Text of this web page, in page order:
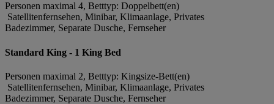
Personen maximal 4, Betttyp: Doppelbett(en)
Satellitenfernsehen, Minibar, Klimaanlage, Privates
Badezimmer, Separate Dusche, Fernseher
Standard King - 1 King Bed
Personen maximal 2, Betttyp: Kingsize-Bett(en)
Satellitenfernsehen, Minibar, Klimaanlage, Privates
Badezimmer, Separate Dusche, Fernseher